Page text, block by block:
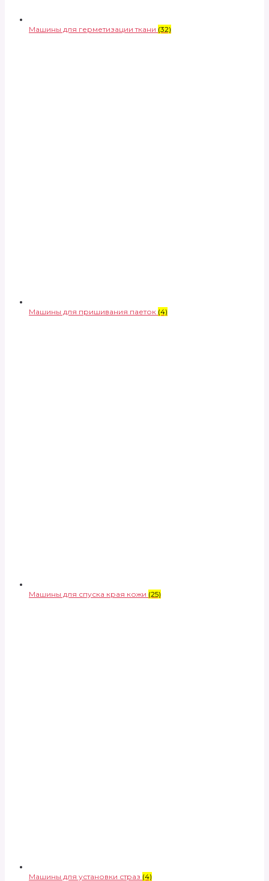
Машины для герметизации ткани (32)
Машины для пришивания паеток (4)
Машины для спуска края кожи (25)
Машины для установки страз (4)